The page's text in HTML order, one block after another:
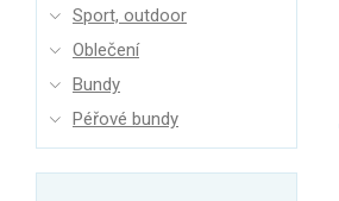
Obývací pokoj
Předsíň a chodba
Pracovna a kancelář
Sport, outdoor
Oblečení
Bundy
Péřové bundy